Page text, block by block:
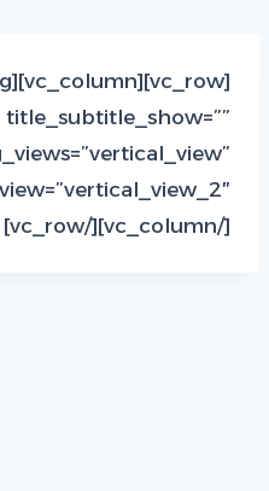
title_subtitle_show=””
[/vc_column][/vc_row]